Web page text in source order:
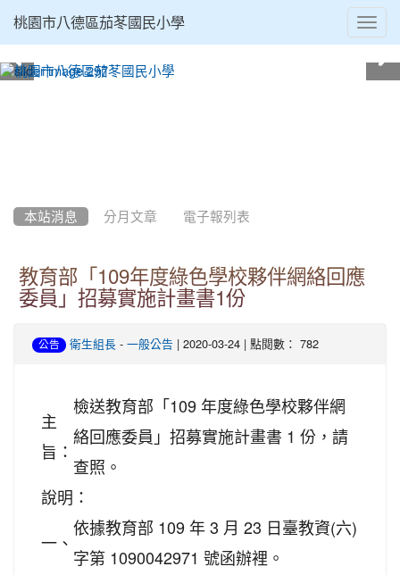
桃園市八德區茄苳國民小學
本站消息 分月文章 電子報列表
教育部「109年度綠色學校夥伴網絡回應
委員」招募實施計畫書1份
公告 衛生組長 - 一般公告 | 2020-03-24 | 點閱數： 782
主
旨：
檢送教育部「109 年度綠色學校夥伴網
絡回應委員」招募實施計畫書 1 份，請
查照。
說明：
一、
依據教育部 109 年 3 月 23 日臺教資(六)
字第 1090042971 號函辦裡。